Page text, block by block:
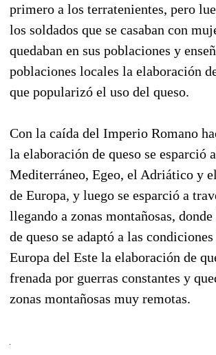
primero a los terratenientes, pero
los soldados que se casaban con
quedaban en sus poblaciones y
poblaciones locales la elaboración
que popularizó el uso del queso.
Con la caída del Imperio Romano
la elaboración de queso se esparció
Mediterráneo, Egeo, el Adriático y
de Europa, y luego se esparció a
llegando a zonas montañosas,
de queso se adaptó a las
Europa del Este la elaboración de
frenada por guerras constantes y
zonas montañosas muy remotas.